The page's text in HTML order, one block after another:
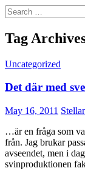
Search
for:
Tag
Uncategorized
Det där med
May 16, 2011
…är en fråga som
från. Jag brukar
avseendet, men i
svinproduktionen